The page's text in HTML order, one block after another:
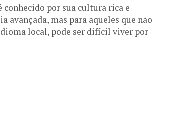
conhecido por sua cultura rica e
avançada, mas para aqueles que não
local, pode ser difícil viver por